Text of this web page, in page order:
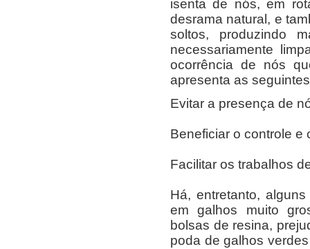
isenta de nós, em
desrama natural, e
soltos, produzindo
necessariamente
ocorrência de nós
apresenta as
Evitar a presença de
Beneficiar o controle e
Facilitar os trabalhos
Há, entretanto,
em galhos muito
bolsas de resina,
poda de galhos